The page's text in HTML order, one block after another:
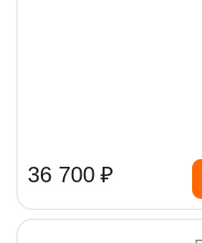
36 700 ₽